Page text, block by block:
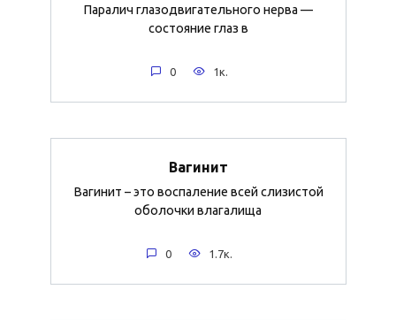
Паралич глазодвигательного нерва —
состояние глаз в
0 1к.
Вагинит
Вагинит – это воспаление всей слизистой
оболочки влагалища
0 1.7к.